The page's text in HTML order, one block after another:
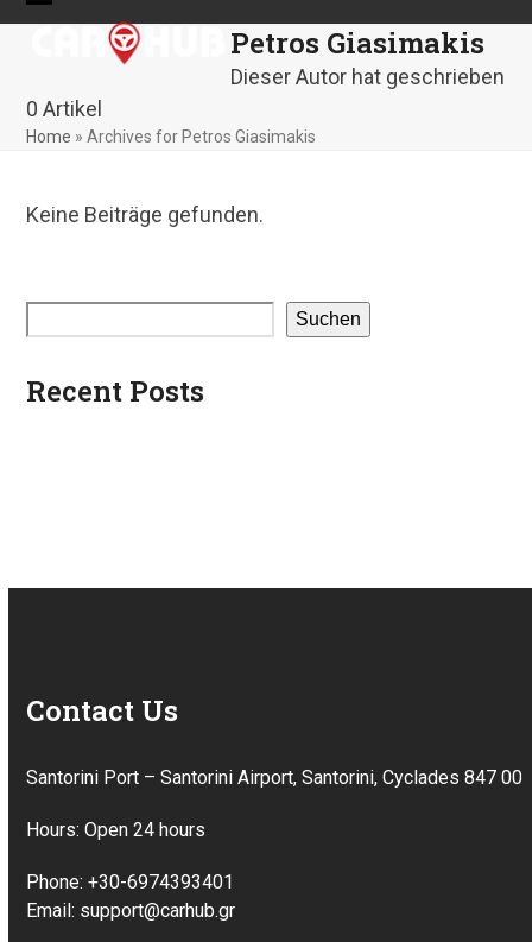
Skip
Open
menu
Close
menu
Petros Giasimakis
Dieser Autor hat geschrieben
0 Artikel
Home »Archives for Petros Giasimakis
Keine Beiträge gefunden.
Suchen
Recent Posts
Contact Us
Santorini Port – Santorini Airport, Santorini, Cyclades 847 00
Hours: Open 24 hours
Phone: +30-6974393401
Email: support@carhub.gr